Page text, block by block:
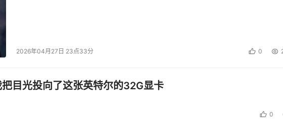
2026年04月27日 23点33分 0
目光投向了这张英特尔的32G显卡
0